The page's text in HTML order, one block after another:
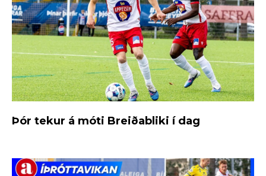
Þór tekur á móti Breiðabliki í dag